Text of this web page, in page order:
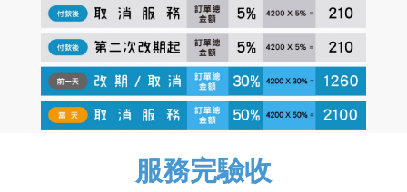
服務完驗收